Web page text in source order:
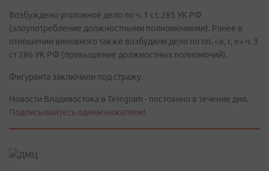
Возбуждено уголовное дело по ч. 1 ст. 285 УК РФ
(злоупотребление должностными полномочиями). Ранее в
отношении виновного также возбудили дело по пп. «в, г, е» ч. 3
ст 286 УК РФ (превышение должностных полномочий).
Фигуранта заключили под стражу.
Новости Владивостока в Telegram - постоянно в течение дня.
Подписывайтесь одним нажатием!